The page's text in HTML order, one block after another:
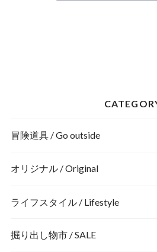
冒険道具 / Go outside
装備する / Gear
身にまとう / Wear
オリジナル / Original
ZERODAY
THE THREE SISTERS
ライフスタイル / Lifestyle
掘り出し物市 / SALE